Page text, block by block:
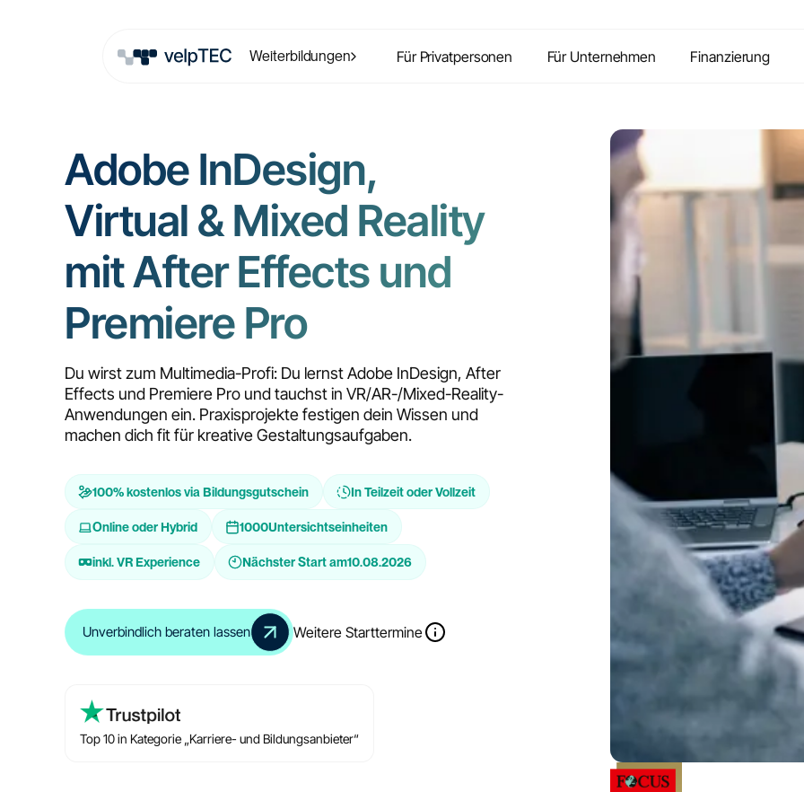
Weiterbildungen Für Privatpersonen Für Unternehmen Finanzierung
Adobe InDesign,
Virtual & Mixed Reality
mit After Effects und
Premiere Pro
Du wirst zum Multimedia-Profi: Du lernst Adobe InDesign, After
Effects und Premiere Pro und tauchst in VR/AR-/Mixed-Reality-
Anwendungen ein. Praxisprojekte festigen dein Wissen und
machen dich fit für kreative Gestaltungsaufgaben.
100% kostenlos via Bildungsgutschein In Teilzeit oder Vollzeit
Online oder Hybrid 1000Untersichtseinheiten
inkl. VR Experience Nächster Start am10.08.2026
Unverbindlich beraten lassen Weitere Starttermine
Top 10 in Kategorie „Karriere- und Bildungsanbieter“